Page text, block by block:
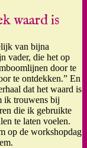
waard is
van bijna
vader, die het op
door te
te ontdekken.” En
dat het waard is
ik trouwens bij
die ik gebruikte
te laten voelen.
op de workshopdag